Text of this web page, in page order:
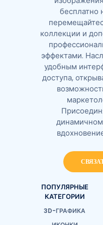
бесплатно
коллекции и
эффектами.
удобным
доступа,
ПОПУЛЯРНЫЕ
КАТЕГОРИИ
3D-ГРАФИКА